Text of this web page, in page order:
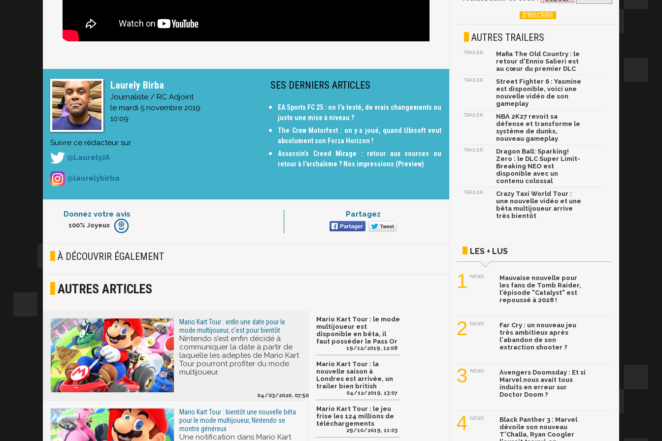
Laurely Birba
Journaliste / RC Adjoint
le mardi 5 novembre 2019
10:09
Suivre ce rédacteur sur
@LaurelyJA
@laurelybirba
SES DERNIERS ARTICLES
EA Sports FC 25 : on l'a testé, de vrais changements ou
juste une mise à niveau ?
The Crew Motorfest : on y a joué, quand Ubisoft veut
absolument son Forza Horizon !
Assassin’s Creed Mirage : retour aux sources ou
retour à l'archaïsme ? Nos impressions (Preview)
Donnez votre avis
Furieux
Joyeux
100% Joyeux
Partagez
À DÉCOUVRIR ÉGALEMENT
AUTRES ARTICLES
Mario Kart Tour : enfin une date pour le
mode multijoueur, c'est pour bientôt
Nintendo s'est enfin décidé à
communiquer la date à partir de
laquelle les adeptes de Mario Kart
Tour pourront profiter du mode
multijoueur.
04/03/2020, 07:50
Mario Kart Tour : bientôt une nouvelle bêta
pour le mode multijoueur, Nintendo se
montre généreux
Une notification dans Mario Kart
Mario Kart Tour : le mode
multijoueur est
disponible en bêta, il
faut posséder le Pass Or
19/12/2019, 12:08
Mario Kart Tour : la
nouvelle saison à
Londres est arrivée, un
trailer bien british
04/12/2019, 13:07
Mario Kart Tour : le jeu
frise les 124 millions de
téléchargements
29/10/2019, 11:03
AUTRES TRAILERS
TRAILER
Mafia The Old Country : le
retour d'Ennio Salieri est
au cœur du premier DLC
TRAILER
Street Fighter 6 : Yasmine
est disponible, voici une
nouvelle vidéo de son
gameplay
TRAILER
NBA 2K27 revoit sa
défense et transforme le
système de dunks,
nouveau gameplay
TRAILER
Dragon Ball: Sparking!
Zero : le DLC Super Limit-
Breaking NEO est
disponible avec un
contenu colossal
TRAILER
Crazy Taxi World Tour :
une nouvelle vidéo et une
bêta multijoueur arrive
très bientôt
LES + LUS
1 NEWS
Mauvaise nouvelle pour
les fans de Tomb Raider,
l'épisode "Catalyst" est
repoussé à 2028 !
2 NEWS
Far Cry : un nouveau jeu
très ambitieux après
l'abandon de son
extraction shooter ?
3 NEWS
Avengers Doomsday : Et si
Marvel nous avait tous
induits en erreur sur
Doctor Doom ?
4 NEWS
Black Panther 3 : Marvel
dévoile son nouveau
T'Challa, Ryan Coogler